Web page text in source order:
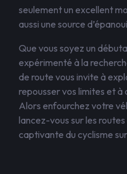
seulement un excellent
aussi une source
Que vous soyez un
expérimenté à la
de route vous invite à
repousser vos limites et à
Alors enfourchez votre
lancez-vous sur les
captivante du cyclisme